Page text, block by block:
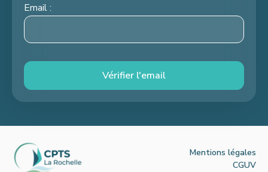
Email :
Vérifier l'email
Mentions légales
CGUV